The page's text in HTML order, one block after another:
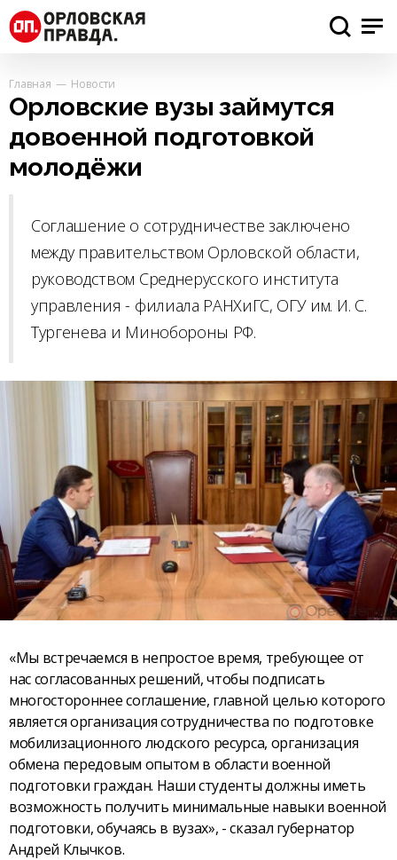
Главная Новости
Орловские вузы займутся
довоенной подготовкой
молодёжи
Соглашение о сотрудничестве заключено
между правительством Орловской области,
руководством Среднерусского института
управления - филиала РАНХиГС, ОГУ им. И. С.
Тургенева и Минобороны РФ.
«Мы встречаемся в непростое время, требующее от
нас согласованных решений, чтобы подписать
многостороннее соглашение, главной целью которого
является организация сотрудничества по подготовке
мобилизационного людского ресурса, организация
обмена передовым опытом в области военной
подготовки граждан. Наши студенты должны иметь
возможность получить минимальные навыки военной
подготовки, обучаясь в вузах», - сказал губернатор
Андрей Клычков.